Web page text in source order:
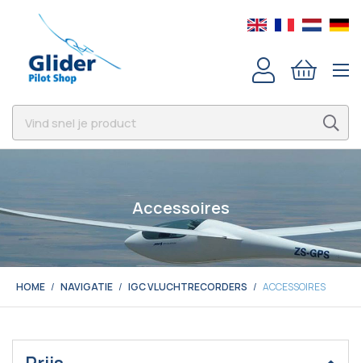
Accessoires
HOME NAVIGATIE IGC VLUCHTRECORDERS ACCESSOIRES